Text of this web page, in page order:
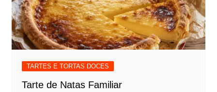
TARTES E TORTAS DOCES
Tarte de Natas Familiar